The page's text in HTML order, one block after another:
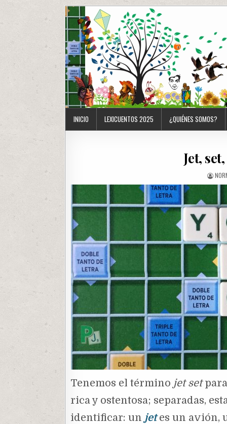
INICIO LEXICUENTOS 2025 ¿QUIÉNES SOMOS?
Jet,
Tenemos el término jet set
rica y ostentosa; separadas,
identificar: un jetes un avión,